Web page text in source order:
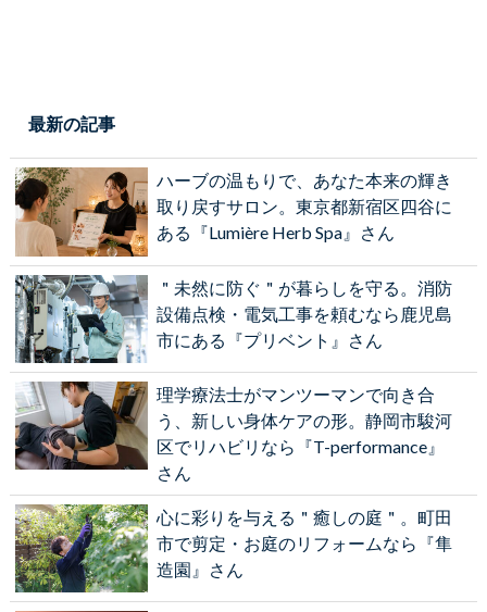
最新の記事
ハーブの温もりで、あなた本来の輝き
取り戻すサロン。東京都新宿区四谷に
ある『Lumière Herb Spa』さん
＂未然に防ぐ＂が暮らしを守る。消防
設備点検・電気工事を頼むなら鹿児島
市にある『プリベント』さん
理学療法士がマンツーマンで向き合
う、新しい身体ケアの形。静岡市駿河
区でリハビリなら『T-performance』
さん
心に彩りを与える＂癒しの庭＂。町田
市で剪定・お庭のリフォームなら『隼
造園』さん